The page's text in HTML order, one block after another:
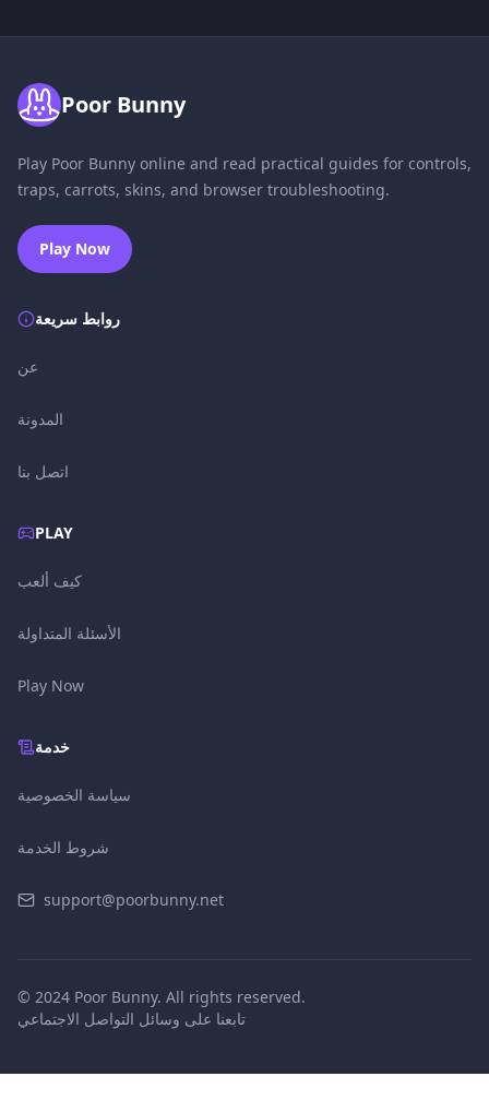
Poor Bunny
Play Poor Bunny online and read practical guides for controls,
traps, carrots, skins, and browser troubleshooting.
Play Now
روابط سريعة
عن
المدونة
اتصل بنا
PLAY
كيف ألعب
الأسئلة المتداولة
Play Now
خدمة
سياسة الخصوصية
شروط الخدمة
support@poorbunny.net
© 2024 Poor Bunny. All rights reserved.
تابعنا على وسائل التواصل الاجتماعي